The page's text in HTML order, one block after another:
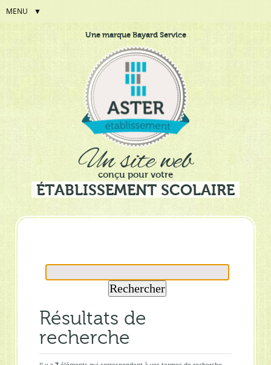
MENU
Une marque Bayard Service
Un site web
conçu pour votre
ÉTABLISSEMENT SCOLAIRE
Résultats de
recherche